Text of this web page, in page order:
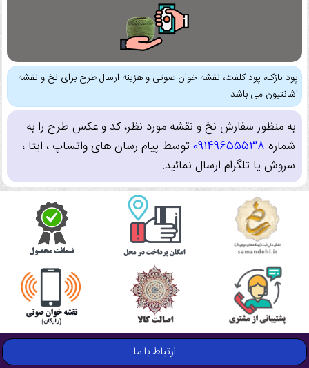
پود نازک، پود کلفت، نقشه خوان صوتی و هزینه ارسال طرح برای نخ و نقشه
اشانتیون می باشد.
به منظور سفارش نخ و نقشه مورد نظر، کد و عکس طرح را به
شماره 09149655538توسط پیام رسان های واتساپ ، ایتا ،
سروش یا تلگرام ارسال نمائید.
ارتباط با ما